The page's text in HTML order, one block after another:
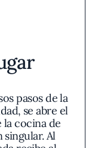
pasos de la
se abre el
cocina de
Al